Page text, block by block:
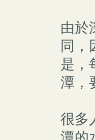
由於
同，
是，
潭，
很多